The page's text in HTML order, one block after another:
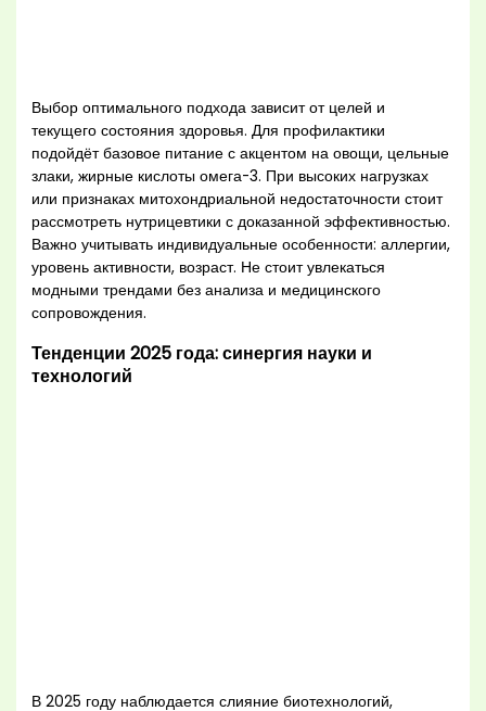
Выбор оптимального подхода зависит от целей и
текущего состояния здоровья. Для профилактики
подойдёт базовое питание с акцентом на овощи, цельные
злаки, жирные кислоты омега-3. При высоких нагрузках
или признаках митохондриальной недостаточности стоит
рассмотреть нутрицевтики с доказанной эффективностью.
Важно учитывать индивидуальные особенности: аллергии,
уровень активности, возраст. Не стоит увлекаться
модными трендами без анализа и медицинского
сопровождения.
Тенденции 2025 года: синергия науки и
технологий
В 2025 году наблюдается слияние биотехнологий,